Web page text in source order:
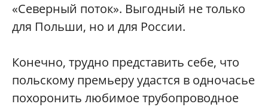
«Северный поток». Выгодный не только
для Польши, но и для России.
Конечно, трудно представить себе, что
польскому премьеру удастся в одночасье
похоронить любимое трубопроводное